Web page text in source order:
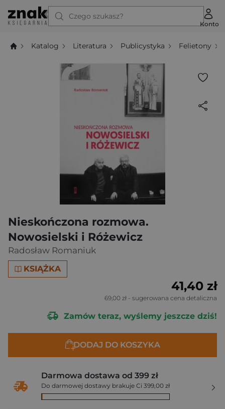
Czego szukasz?
Konto
Katalog Literatura Publicystyka Felietony
Nieskończona rozmowa.
Nowosielski i Różewicz
Radosław Romaniuk
KSIĄŻKA
41,40 zł
69,00 zł - sugerowana cena detaliczna
Zamów teraz, wyślemy jeszcze dziś!
DODAJ DO KOSZYKA
Darmowa dostawa od 399 zł
Do darmowej dostawy brakuje Ci 399,00 zł